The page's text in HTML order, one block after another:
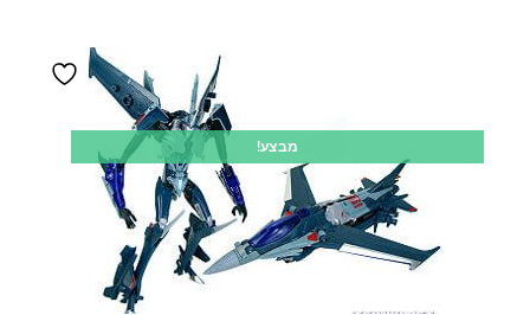
מבצע!